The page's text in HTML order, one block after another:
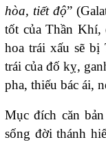
hòa, tiết độ”
tốt của Thần Khí,
hoa trái xấu sẽ bị
trái của đố kỵ,
pha, thiếu bác ái,
Mục đích căn
sống đời thánh